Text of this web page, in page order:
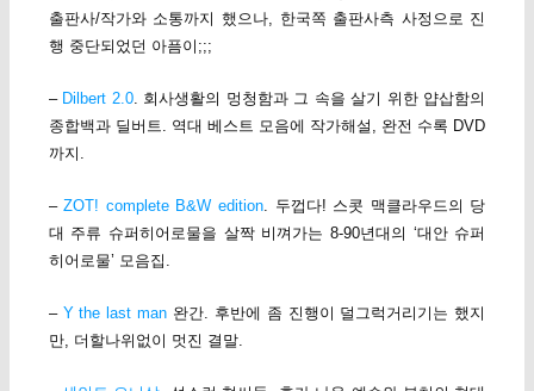
출판사/작가와 소통까지 했으나, 한국쪽 출판사측 사정으로 진
행 중단되었던 아픔이;;;
– Dilbert 2.0. 회사생활의 멍청함과 그 속을 살기 위한 얍삽함의
종합백과 딜버트. 역대 베스트 모음에 작가해설, 완전 수록 DVD
까지.
–ZOT! complete B&W edition . 두껍다! 스콧 맥클라우드의 당
대 주류 슈퍼히어로물을 살짝 비껴가는 8-90년대의 ‘대안 슈퍼
히어로물’ 모음집.
– Y the last man 완간. 후반에 좀 진행이 덜그럭거리기는 했지
만, 더할나위없이 멋진 결말.